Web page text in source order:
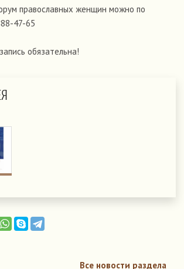
православных женщин можно по
47-65
обязательна!
Все новости раздела